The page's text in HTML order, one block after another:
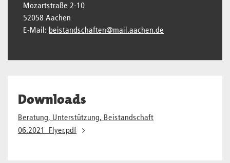
Mozartstraße 2-10
52058 Aachen
E-Mail: beistandschaften@mail.aachen.de
Downloads
Beratung, Unterstützung, Beistandschaft
06.2021_Flyer.pdf